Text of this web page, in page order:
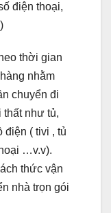
điện thoại,
thời gian
nhằm
chuyển đi
thất như tủ,
điện ( tivi , tủ
…v.v).
thức vận
nhà trọn gói